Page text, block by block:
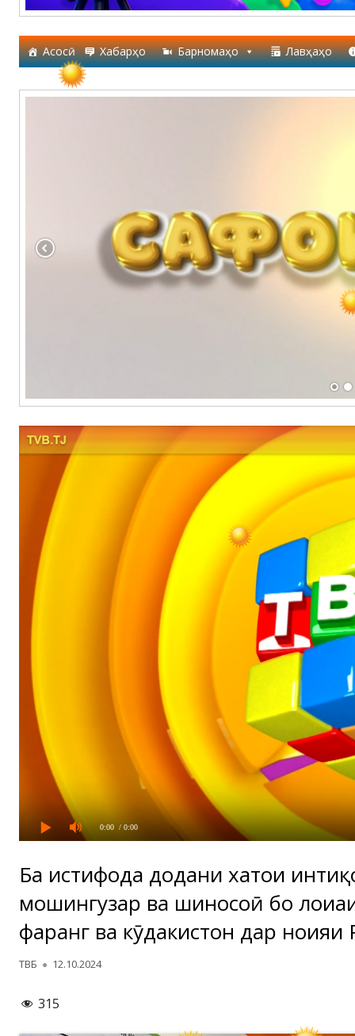
Асосӣ Хабарҳо Барномаҳо Лавҳаҳо
0:00 / 0:00
Ба истифода додани хатҳои
мошингузар ва шиносоӣ бо
фарҳанг ва кӯдакистон дар
Автор
ТВБ Опубликовано
12.10.2024
315